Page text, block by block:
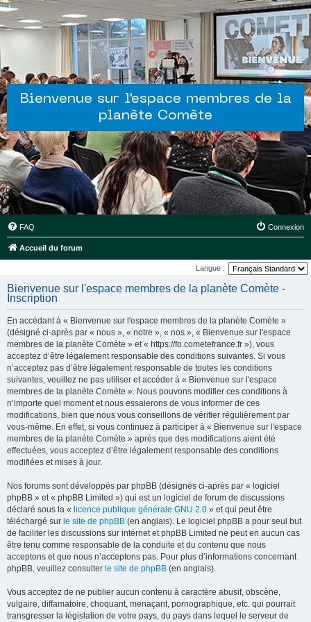
Bienvenue sur l'espace membres de la
planète Comète
FAQ Connexion
Accueil du forum
Langue :
Bienvenue sur l'espace membres de la planète Comète -
Inscription
En accédant à « Bienvenue sur l'espace membres de la planète Comète »
(désigné ci-après par « nous », « notre », « nos », « Bienvenue sur l'espace
membres de la planète Comète » et « https://fo.cometefrance.fr »), vous
acceptez d’être légalement responsable des conditions suivantes. Si vous
n’acceptez pas d’être légalement responsable de toutes les conditions
suivantes, veuillez ne pas utiliser et accéder à « Bienvenue sur l'espace
membres de la planète Comète ». Nous pouvons modifier ces conditions à
n’importe quel moment et nous essaierons de vous informer de ces
modifications, bien que nous vous conseillons de vérifier régulièrement par
vous-même. En effet, si vous continuez à participer à « Bienvenue sur l'espace
membres de la planète Comète » après que des modifications aient été
effectuées, vous acceptez d’être légalement responsable des conditions
modifiées et mises à jour.
Nos forums sont développés par phpBB (désignés ci-après par « logiciel
phpBB » et « phpBB Limited ») qui est un logiciel de forum de discussions
déclaré sous la « licence publique générale GNU 2.0 » et qui peut être
téléchargé sur le site de phpBB (en anglais). Le logiciel phpBB a pour seul but
de faciliter les discussions sur internet et phpBB Limited ne peut en aucun cas
être tenu comme responsable de la conduite et du contenu que nous
acceptons et que nous n’acceptons pas. Pour plus d’informations concernant
phpBB, veuillez consulter le site de phpBB (en anglais).
Vous acceptez de ne publier aucun contenu à caractère abusif, obscène,
vulgaire, diffamatoire, choquant, menaçant, pornographique, etc. qui pourrait
transgresser la législation de votre pays, du pays dans lequel le serveur de